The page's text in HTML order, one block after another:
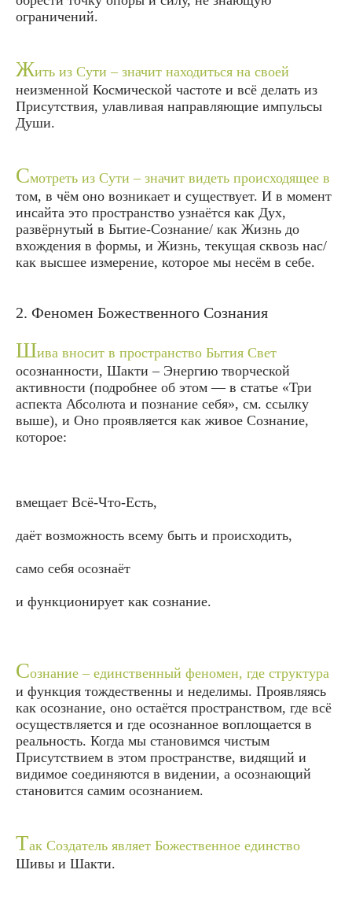
ограничений.
Жить из Сути – значит находиться на своей
неизменной Космической частоте и всё делать из
Присутствия, улавливая направляющие импульсы
Души.
Смотреть из Сути – значит видеть происходящее в
том, в чём оно возникает и существует. И в момент
инсайта это пространство узнаётся как Дух,
развёрнутый в Бытие-Сознание/ как Жизнь до
вхождения в формы, и Жизнь, текущая сквозь нас/
как высшее измерение, которое мы несём в себе.
2. Феномен Божественного Сознания
Шива вносит в пространство Бытия Свет
осознанности, Шакти – Энергию творческой
активности (подробнее об этом — в статье «Три
аспекта Абсолюта и познание себя», см. ссылку
выше), и Оно проявляется как живое Сознание,
которое:
вмещает Всё-Что-Есть,
даёт возможность всему быть и происходить,
само себя осознаёт
и функционирует как сознание.
Сознание – единственный феномен, где структура
и функция тождественны и неделимы. Проявляясь
как осознание, оно остаётся пространством, где всё
осуществляется и где осознанное воплощается в
реальность. Когда мы становимся чистым
Присутствием в этом пространстве, видящий и
видимое соединяются в видении, а осознающий
становится самим осознанием.
Так Создатель являет Божественное единство
Шивы и Шакти.